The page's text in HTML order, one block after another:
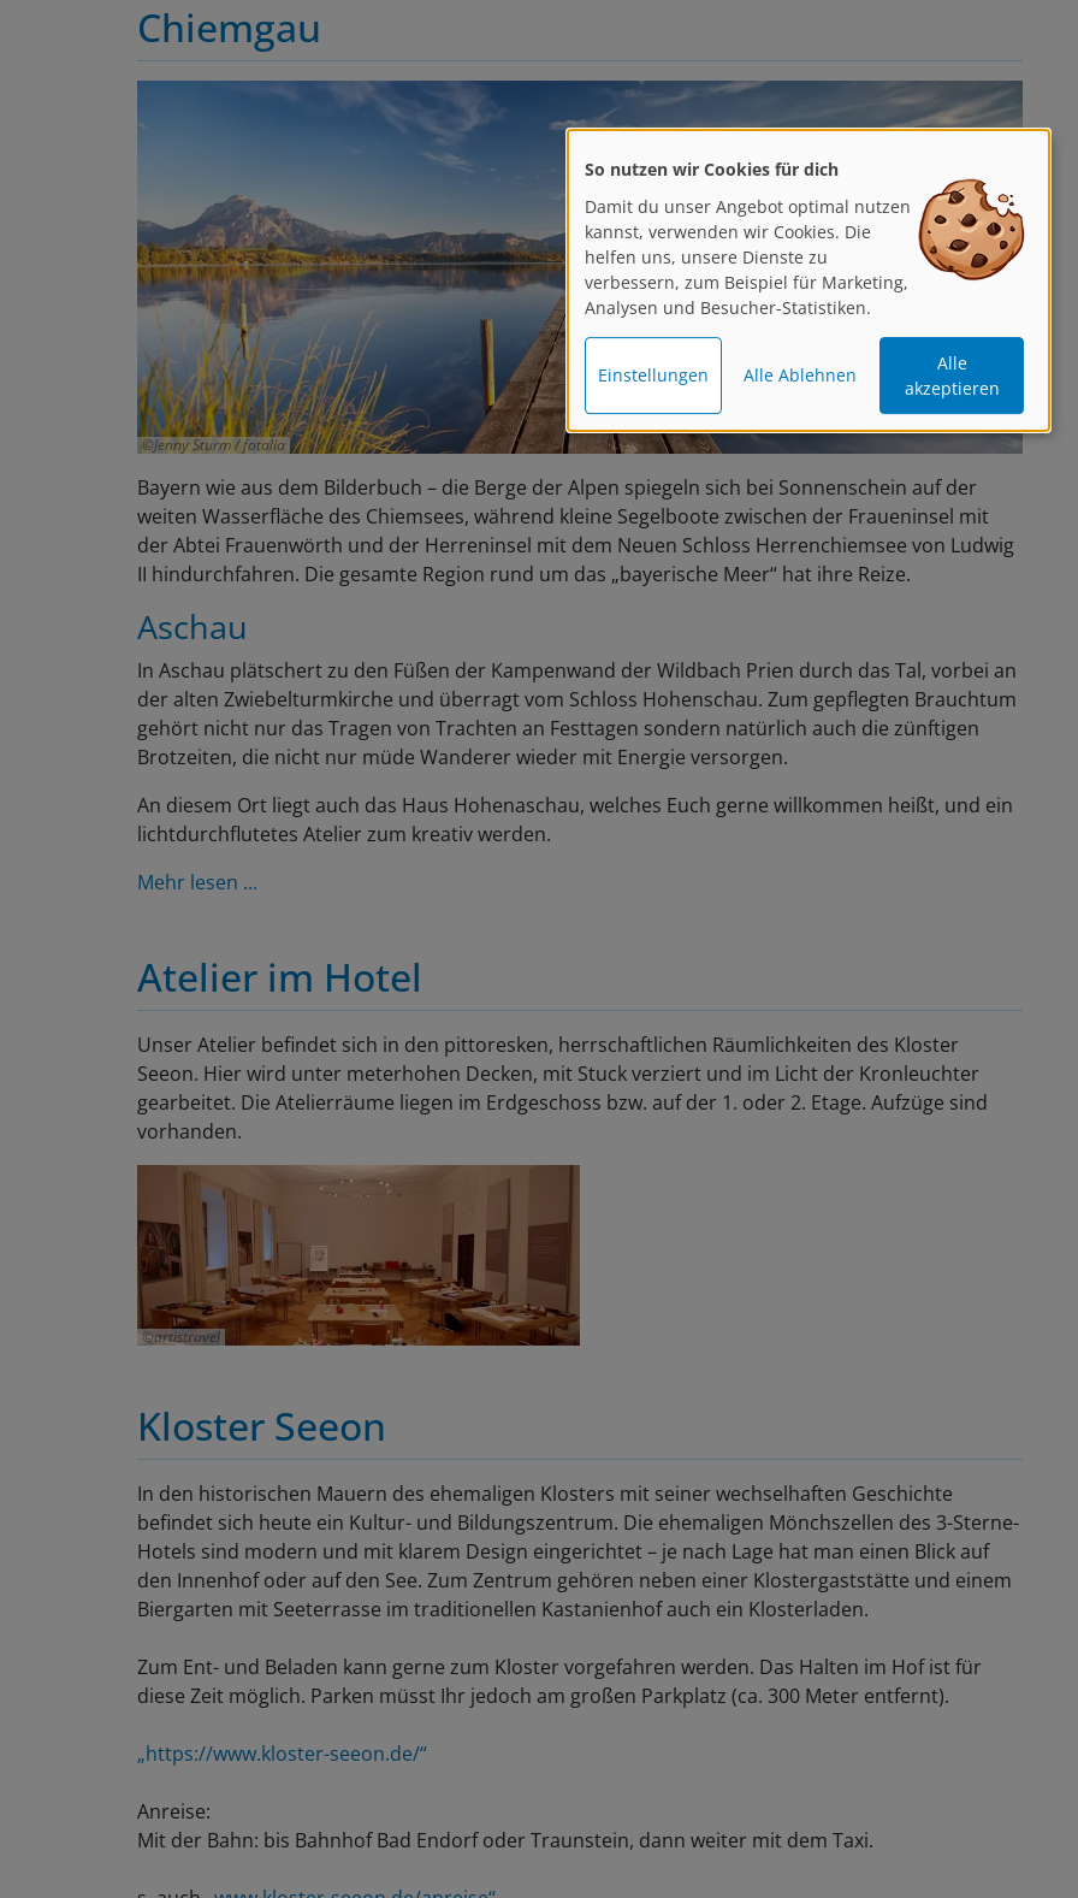
Chiemgau
Jenny Sturm / fotalia
Bayern wie aus dem Bilderbuch – die Berge der Alpen spiegeln sich bei Sonnenschein auf der
weiten Wasserfläche des Chiemsees, während kleine Segelboote zwischen der Fraueninsel mit
der Abtei Frauenwörth und der Herreninsel mit dem Neuen Schloss Herrenchiemsee von Ludwig
II hindurchfahren. Die gesamte Region rund um das „bayerische Meer“ hat ihre Reize.
Aschau
In Aschau plätschert zu den Füßen der Kampenwand der Wildbach Prien durch das Tal, vorbei an
der alten Zwiebelturmkirche und überragt vom Schloss Hohenschau. Zum gepflegten Brauchtum
gehört nicht nur das Tragen von Trachten an Festtagen sondern natürlich auch die zünftigen
Brotzeiten, die nicht nur müde Wanderer wieder mit Energie versorgen.
An diesem Ort liegt auch das Haus Hohenaschau, welches Euch gerne willkommen heißt, und ein
lichtdurchflutetes Atelier zum kreativ werden.
Mehr lesen ...
Atelier im Hotel
Unser Atelier befindet sich in den pittoresken, herrschaftlichen Räumlichkeiten des Kloster
Seeon. Hier wird unter meterhohen Decken, mit Stuck verziert und im Licht der Kronleuchter
gearbeitet. Die Atelierräume liegen im Erdgeschoss bzw. auf der 1. oder 2. Etage. Aufzüge sind
vorhanden.
artistravel
Kloster Seeon
In den historischen Mauern des ehemaligen Klosters mit seiner wechselhaften Geschichte
befindet sich heute ein Kultur- und Bildungszentrum. Die ehemaligen Mönchszellen des 3-Sterne-
Hotels sind modern und mit klarem Design eingerichtet – je nach Lage hat man einen Blick auf
den Innenhof oder auf den See. Zum Zentrum gehören neben einer Klostergaststätte und einem
Biergarten mit Seeterrasse im traditionellen Kastanienhof auch ein Klosterladen.
Zum Ent- und Beladen kann gerne zum Kloster vorgefahren werden. Das Halten im Hof ist für
diese Zeit möglich. Parken müsst Ihr jedoch am großen Parkplatz (ca. 300 Meter entfernt).
„https://www.kloster-seeon.de/“
Anreise:
Mit der Bahn: bis Bahnhof Bad Endorf oder Traunstein, dann weiter mit dem Taxi.
So nutzen wir Cookies für dich
Damit du unser Angebot optimal nutzen
kannst, verwenden wir Cookies. Die
helfen uns, unsere Dienste zu
verbessern, zum Beispiel für Marketing,
Analysen und Besucher-Statistiken.
Einstellungen Alle Ablehnen
Alle
akzeptieren